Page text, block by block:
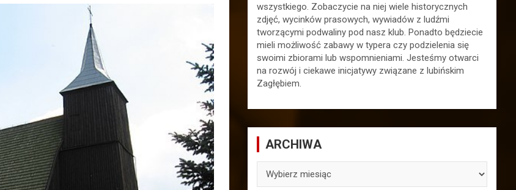
wszystkiego. Zobaczycie na niej wiele historycznych
zdjęć, wycinków prasowych, wywiadów z ludźmi
tworzącymi podwaliny pod nasz klub. Ponadto będziecie
mieli możliwość zabawy w typera czy podzielenia się
swoimi zbiorami lub wspomnieniami. Jesteśmy otwarci
na rozwój i ciekawe inicjatywy związane z lubińskim
Zagłębiem.
ARCHIWA